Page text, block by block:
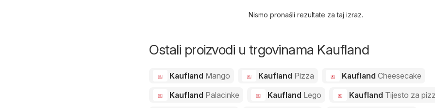
Nismo pronašli rezultate za taj izraz.
Ostali proizvodi u trgovinama Kaufland
Kaufland Mango Kaufland Pizza KauflandCheesecake
Kaufland Palacinke Kaufland Lego Kaufland Tijesto za